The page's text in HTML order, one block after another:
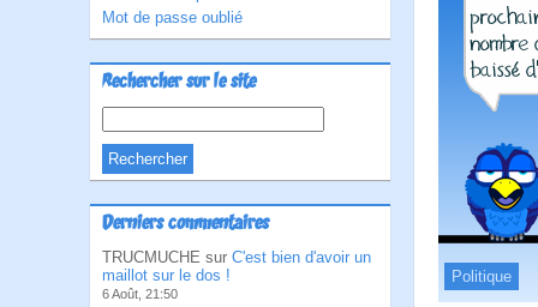
Mot de passe oublié
Rechercher sur le site
Derniers commentaires
TRUCMUCHE sur C'est bien d'avoir un
maillot sur le dos !
6 Août, 21:50
Politique